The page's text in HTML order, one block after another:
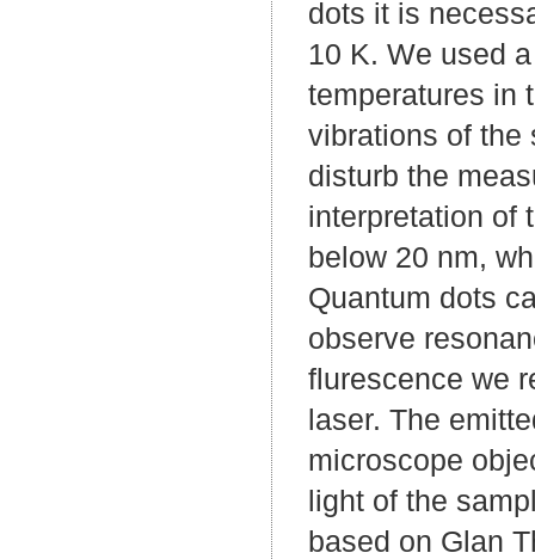
dots it is
10 K. We used
temperatures in
vibrations of the
disturb the
interpretation of
below 20 nm,
Quantum dots
observe
flurescence we
laser. The
microscope
light of the
based on Glan